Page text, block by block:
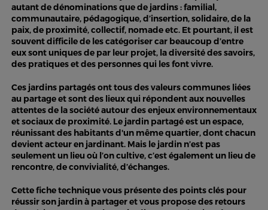
autant de dénominations que de jardins : familial,
communautaire, pédagogique, d’insertion, solidaire, de la
paix, de proximité, collectif, nomade etc. Et pourtant, il est
souvent difficile de les catégoriser car beaucoup d’entre
eux sont uniques de par leur projet, la diversité des savoirs,
des pratiques et des personnes qui les font vivre.
Ces jardins partagés ont tous des valeurs communes liées
au partage et sont des lieux qui répondent aux nouvelles
attentes de la société autour des enjeux environnementaux
et sociaux de proximité. Le jardin partagé est un espace,
réunissant des habitants d'un même quartier, dont chacun
devient acteur en jardinant. Mais le jardin n’est pas
seulement un lieu où l’on cultive, c’est également un lieu de
rencontre, de convivialité, d’échanges.
Cette fiche technique vous présente des points clés pour
réussir son jardin à partager et vous propose des retours